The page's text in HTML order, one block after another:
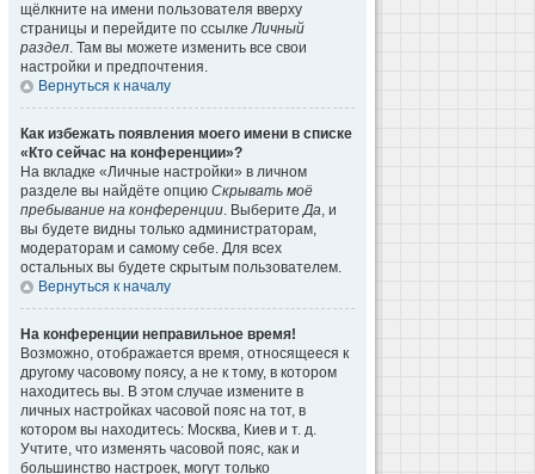
щёлкните на имени пользователя вверху
страницы и перейдите по ссылкеЛичный
раздел. Там вы можете изменить все свои
настройки и предпочтения.
Вернуться к началу
Как избежать появления моего имени в списке
«Кто сейчас на конференции»?
На вкладке «Личные настройки» в личном
разделе вы найдёте опцию Скрывать моё
пребывание на конференции. ВыберитеДа, и
вы будете видны только администраторам,
модераторам и самому себе. Для всех
остальных вы будете скрытым пользователем.
Вернуться к началу
На конференции неправильное время!
Возможно, отображается время, относящееся к
другому часовому поясу, а не к тому, в котором
находитесь вы. В этом случае измените в
личных настройках часовой пояс на тот, в
котором вы находитесь: Москва, Киев и т. д.
Учтите, что изменять часовой пояс, как и
большинство настроек, могут только